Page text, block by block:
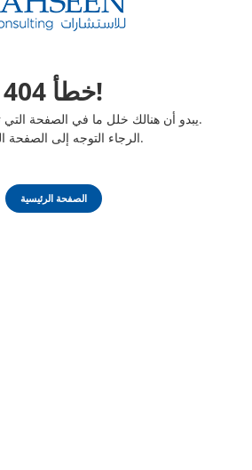
خطأ 404!
يبدو أن هنالك خلل ما في الصفحة التي تحاول الوصول إليها.
الرجاء التوجه إلى الصفحة الرئيسية.
الصفحة الرئيسية